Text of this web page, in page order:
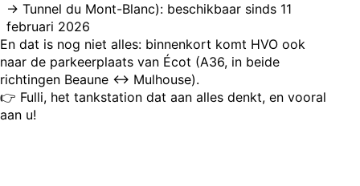
→ Tunnel du Mont-Blanc): beschikbaar sinds 11
februari 2026
En dat is nog niet alles: binnenkort komt HVO ook
naar de parkeerplaats van Écot (A36, in beide
richtingen Beaune ↔ Mulhouse).
👉 Fulli, het tankstation dat aan alles denkt, en vooral
aan u!